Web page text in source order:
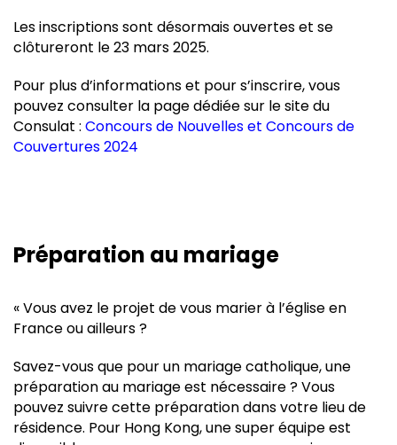
Les inscriptions sont désormais ouvertes et se
clôtureront le 23 mars 2025.
Pour plus d’informations et pour s’inscrire, vous
pouvez consulter la page dédiée sur le site du
Consulat : Concours de Nouvelles et Concours de
Couvertures 2024
Préparation au mariage
« Vous avez le projet de vous marier à l’église en
France ou ailleurs ?
Savez-vous que pour un mariage catholique, une
préparation au mariage est nécessaire ? Vous
pouvez suivre cette préparation dans votre lieu de
résidence. Pour Hong Kong, une super équipe est